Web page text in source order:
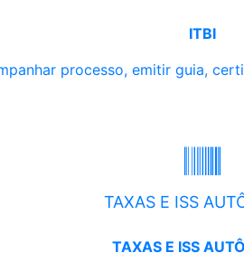
ITBI
processo, emitir guia,
TAXAS E ISS
TAXAS E ISS